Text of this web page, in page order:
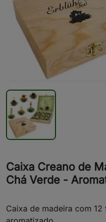
Caixa Creano de
Chá Verde -
Caixa de madeira com